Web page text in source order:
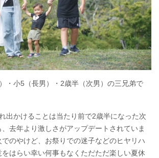
・小5（長男）・2歳半（次男）の三兄弟で
出かけることは当たり前で2歳半になった次
去年より激しさがアップデートされていま
のやけど、お祭りでの迷子などのヒヤリハ
をはらい幸い何事もなくただただ楽しい夏休